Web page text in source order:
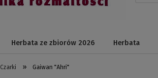
Herbata ze zbiorów 2026 Herbata
Czarki » Gaiwan "Ahri"